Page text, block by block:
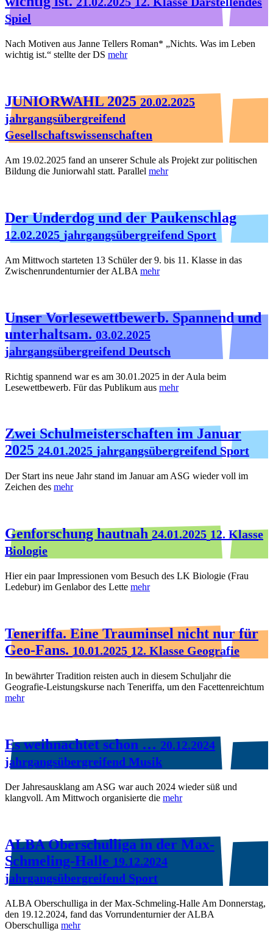
Spiel
Nach Motiven aus Janne Tellers Roman* „Nichts. Was im Leben
wichtig ist.“ stellte der DS mehr
JUNIORWAHL 202520.02.2025
jahrgangsübergreifend
Gesellschaftswissenschaften
Am 19.02.2025 fand an unserer Schule als Projekt zur politischen
Bildung die Juniorwahl statt. Parallel mehr
Der Underdog und der Paukenschlag
12.02.2025 jahrgangsübergreifend Sport
Am Mittwoch starteten 13 Schüler der 9. bis 11. Klasse in das
Zwischenrundenturnier der ALBA mehr
Unser Vorlesewettbewerb. Spannend und
unterhaltsam. 03.02.2025
jahrgangsübergreifend Deutsch
Richtig spannend war es am 30.01.2025 in der Aula beim
Lesewettbewerb. Für das Publikum aus mehr
Zwei Schulmeisterschaften im Januar
2025 24.01.2025 jahrgangsübergreifend Sport
Der Start ins neue Jahr stand im Januar am ASG wieder voll im
Zeichen des mehr
Genforschung hautnah 24.01.2025 12. Klasse
Biologie
Hier ein paar Impressionen vom Besuch des LK Biologie (Frau
Ledebur) im Genlabor des Lette mehr
Teneriffa. Eine Trauminsel nicht nur für
Geo-Fans. 10.01.2025 12. Klasse Geografie
In bewährter Tradition reisten auch in diesem Schuljahr die
Geografie-Leistungskurse nach Teneriffa, um den Facettenreichtum
mehr
Es weihnachtet schon … 20.12.2024
jahrgangsübergreifend Musik
Der Jahresausklang am ASG war auch 2024 wieder süß und
klangvoll. Am Mittwoch organisierte die mehr
ALBA Oberschulliga in der Max-
Schmeling-Halle 19.12.2024
jahrgangsübergreifend Sport
ALBA Oberschulliga in der Max-Schmeling-Halle Am Donnerstag,
den 19.12.2024, fand das Vorrundenturnier der ALBA
Oberschulliga mehr